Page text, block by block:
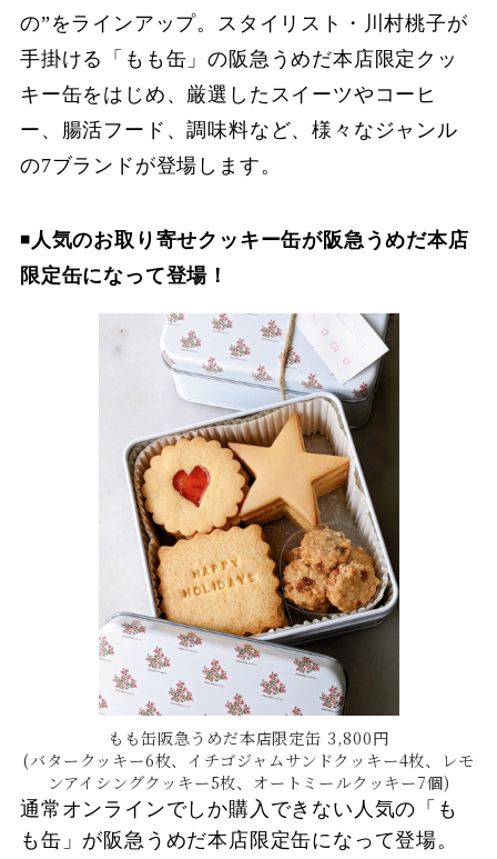
の”をラインアップ。スタイリスト・川村桃子が
手掛ける「もも缶」の阪急うめだ本店限定クッ
キー缶をはじめ、厳選したスイーツやコーヒ
ー、腸活フード、調味料など、様々なジャンル
の7ブランドが登場します。
◾️人気のお取り寄せクッキー缶が阪急うめだ本店
限定缶になって登場！
もも缶阪急うめだ本店限定缶 3,800円
(バタークッキー6枚、イチゴジャムサンドクッキー4枚、レモ
ンアイシングクッキー5枚、オートミールクッキー7個)
通常オンラインでしか購入できない人気の「も
も缶」が阪急うめだ本店限定缶になって登場。